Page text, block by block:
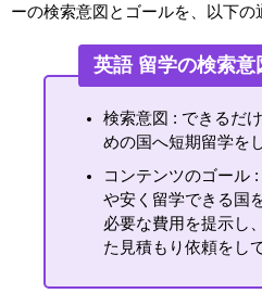
ーの検索意図とゴールを、以下の
英語 留学の検索意
検索意図 : できるだ
めの国へ短期留学を
コンテンツのゴール
や安く留学できる国
必要な費用を提示し
た見積もり依頼をし